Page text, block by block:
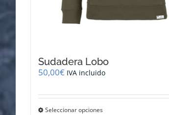
Sudadera Lobo
50,00€ IVA incluido
Seleccionar opciones